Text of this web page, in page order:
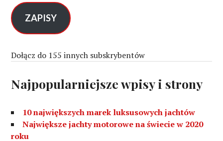
e
s
e
m
l
ZAPISY
Dołącz do 155 innych subskrybentów
Najpopularniejsze wpisy i strony
10 największych marek luksusowych jachtów
Największe jachty motorowe na świecie w 2020
roku